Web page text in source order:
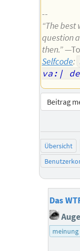
--
“The
question
then.”
Selfcode:
va:|
Beitrag
Übersicht
Das
Auge
meinung